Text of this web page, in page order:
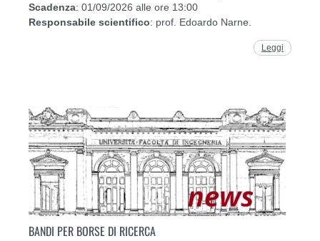
Scadenza: 01/09/2026 alle ore 13:00
Responsabile scientifico: prof. Edoardo Narne.
Leggi
BANDI PER BORSE DI RICERCA